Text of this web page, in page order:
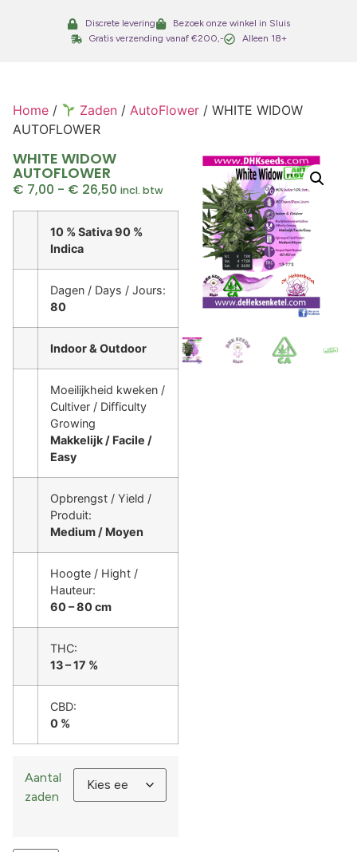
Discrete levering
Bezoek onze winkel in Sluis
Gratis verzending vanaf €200,-
Alleen 18+
Home / Zaden /AutoFlower / WHITE WIDOW
AUTOFLOWER
WHITE WIDOW
AUTOFLOWER
€ 7,00 - € 26,50 incl. btw
10 % Sativa 90 %
Indica
Dagen / Days / Jours:
80
Indoor & Outdoor
Moeilijkheid kweken /
Cultiver / Difficulty
Growing
Makkelijk / Facile /
Easy
Opbrengst / Yield /
Produit:
Medium / Moyen
Hoogte / Hight /
Hauteur:
60 – 80 cm
THC:
13 – 17 %
CBD:
0 %
Aantal
zaden